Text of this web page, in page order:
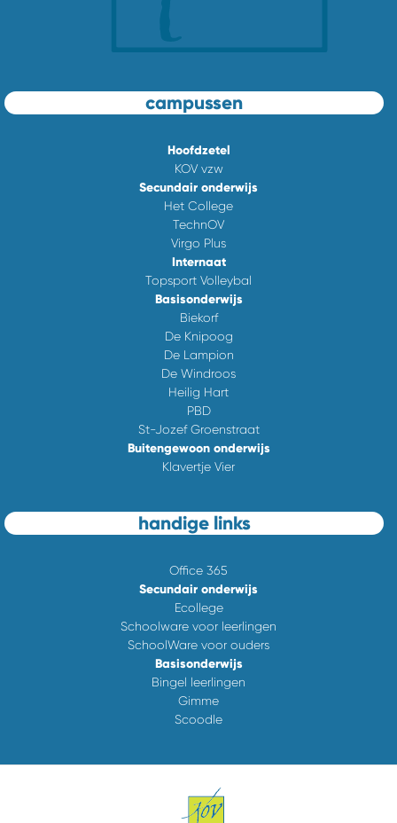
campussen
Hoofdzetel
KOV vzw
Secundair onderwijs
Het College
TechnOV
Virgo Plus
Internaat
Topsport Volleybal
Basisonderwijs
Biekorf
De Knipoog
De Lampion
De Windroos
Heilig Hart
PBD
St-Jozef Groenstraat
Buitengewoon onderwijs
Klavertje Vier
handige links
Office 365
Secundair onderwijs
Ecollege
Schoolware voor leerlingen
SchoolWare voor ouders
Basisonderwijs
Bingel leerlingen
Gimme
Scoodle